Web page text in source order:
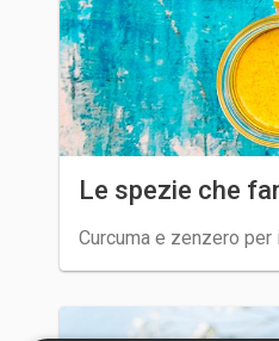
Le spezie che
Curcuma e zenzero